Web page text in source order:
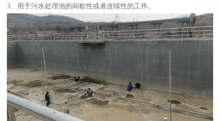
3、用于污水处理池的间歇性或者连续性的工作。